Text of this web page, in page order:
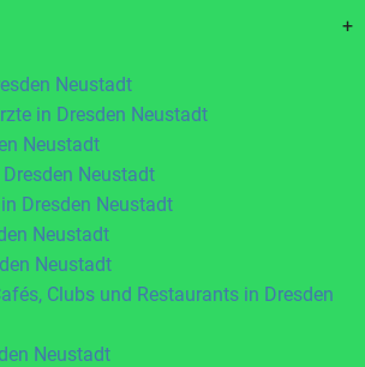
+
Neustadt
in Dresden Neustadt
Neustadt
Neustadt
Dresden Neustadt
Neustadt
Neustadt
Clubs und Restaurants in Dresden
Neustadt